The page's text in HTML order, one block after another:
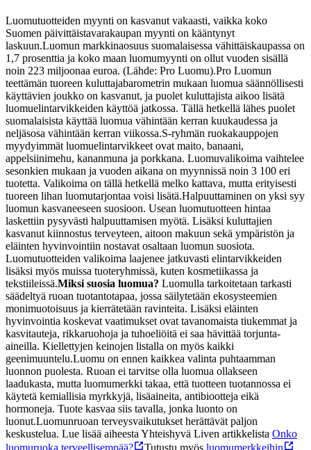
Luomutuotteiden myynti on kasvanut vakaasti, vaikka koko
Suomen päivittäistavarakaupan myynti on kääntynyt
laskuun.Luomun markkinaosuus suomalaisessa vähittäiskaupassa on
1,7 prosenttia ja koko maan luomumyynti on ollut vuoden sisällä
noin 223 miljoonaa euroa. (Lähde: Pro Luomu).Pro Luomun
teettämän tuoreen kuluttajabarometrin mukaan luomua säännöllisesti
käyttävien joukko on kasvanut, ja puolet kuluttajista aikoo lisätä
luomuelintarvikkeiden käyttöä jatkossa. Tällä hetkellä lähes puolet
suomalaisista käyttää luomua vähintään kerran kuukaudessa ja
neljäsosa vähintään kerran viikossa.S-ryhmän ruokakauppojen
myydyimmät luomuelintarvikkeet ovat maito, banaani,
appelsiinimehu, kananmuna ja porkkana. Luomuvalikoima vaihtelee
sesonkien mukaan ja vuoden aikana on myynnissä noin 3 100 eri
tuotetta. Valikoima on tällä hetkellä melko kattava, mutta erityisesti
tuoreen lihan luomutarjontaa voisi lisätä.Halpuuttaminen on yksi syy
luomun kasvaneeseen suosioon. Usean luomutuotteen hintaa
laskettiin pysyvästi halpuuttamisen myötä. Lisäksi kuluttajien
kasvanut kiinnostus terveyteen, aitoon makuun sekä ympäristön ja
eläinten hyvinvointiin nostavat osaltaan luomun suosiota.
Luomutuotteiden valikoima laajenee jatkuvasti elintarvikkeiden
lisäksi myös muissa tuoteryhmissä, kuten kosmetiikassa ja
tekstiileissä.Miksi suosia luomua? Luomulla tarkoitetaan tarkasti
säädeltyä ruoan tuotantotapaa, jossa säilytetään ekosysteemien
monimuotoisuus ja kierrätetään ravinteita. Lisäksi eläinten
hyvinvointia koskevat vaatimukset ovat tavanomaista tiukemmat ja
kasvitauteja, rikkaruohoja ja tuhoeliöitä ei saa hävittää torjunta-
aineilla. Kiellettyjen keinojen listalla on myös kaikki
geenimuuntelu.Luomu on ennen kaikkea valinta puhtaamman
luonnon puolesta. Ruoan ei tarvitse olla luomua ollakseen
laadukasta, mutta luomumerkki takaa, että tuotteen tuotannossa ei
käytetä kemiallisia myrkkyjä, lisäaineita, antibiootteja eikä
hormoneja. Tuote kasvaa siis tavalla, jonka luonto on
luonut.Luomunruoan terveysvaikutukset herättävät paljon
keskustelua. Lue lisää aiheesta Yhteishyvä Liven artikkelista Onko
luomuruoka terveellisempää?
Tutustu myös luomumerkkeihin .